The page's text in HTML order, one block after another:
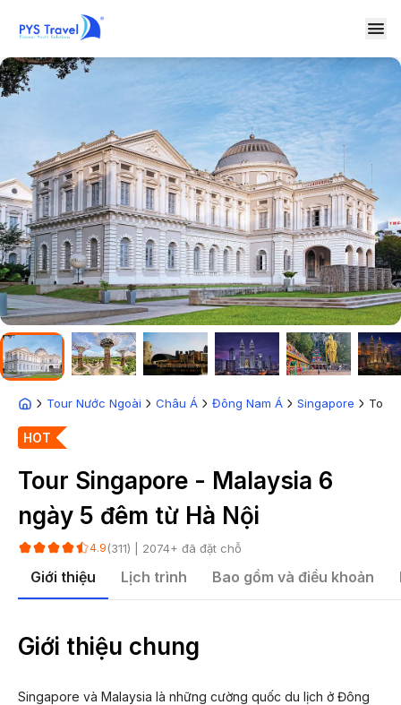
Tour Nước Ngoài Châu Á Đông Nam Á Singapore Tour
HOT
Tour Singapore - Malaysia 6
ngày 5 đêm từ Hà Nội
4.9 (311) | 2074+ đã đặt chỗ
Giới thiệu Lịch trình Bao gồm và điều khoản
Giới thiệu chung
Singapore và Malaysia là những cường quốc du lịch ở Đông